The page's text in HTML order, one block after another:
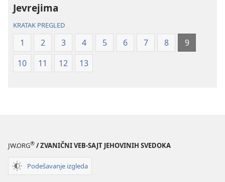
(revidirano
izdanje
(revidirano
izdanje
Jevrejima
KRATAK PREGLED
1 2 3 4 5 6 7 8
9
10
11 12 13
JW.ORG® / ZVANIČNI VEB-SAJT JEHOVINIH SVEDOKA
Podešavanje izgleda